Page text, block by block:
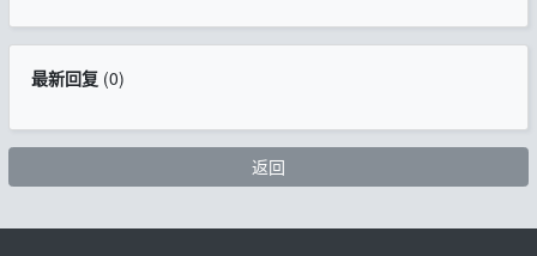
最新回复(0)
返回